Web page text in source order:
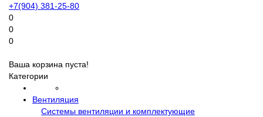
+7(904) 381-25-80
0
0
0
Ваша корзина пуста!
Категории
Вентиляция
Системы вентиляции и комплектующие